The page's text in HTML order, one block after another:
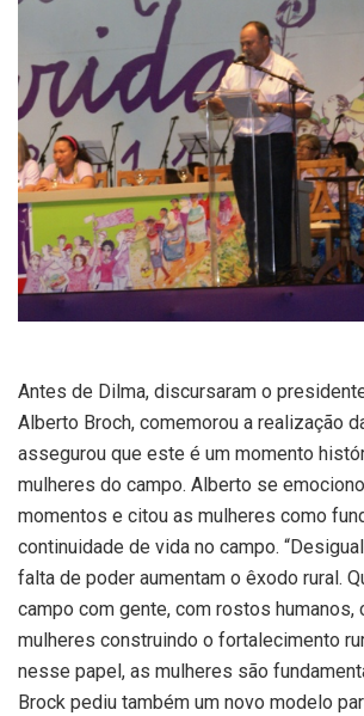
Antes de Dilma, discursaram o
Alberto Broch, comemorou a realização
assegurou que este é um momento
mulheres do campo. Alberto se
momentos e citou as mulheres como
continuidade de vida no campo.
falta de poder aumentam o êxodo rural.
campo com gente, com rostos humanos,
mulheres construindo o fortalecimento
nesse papel, as mulheres são
Brock pediu também um novo modelo